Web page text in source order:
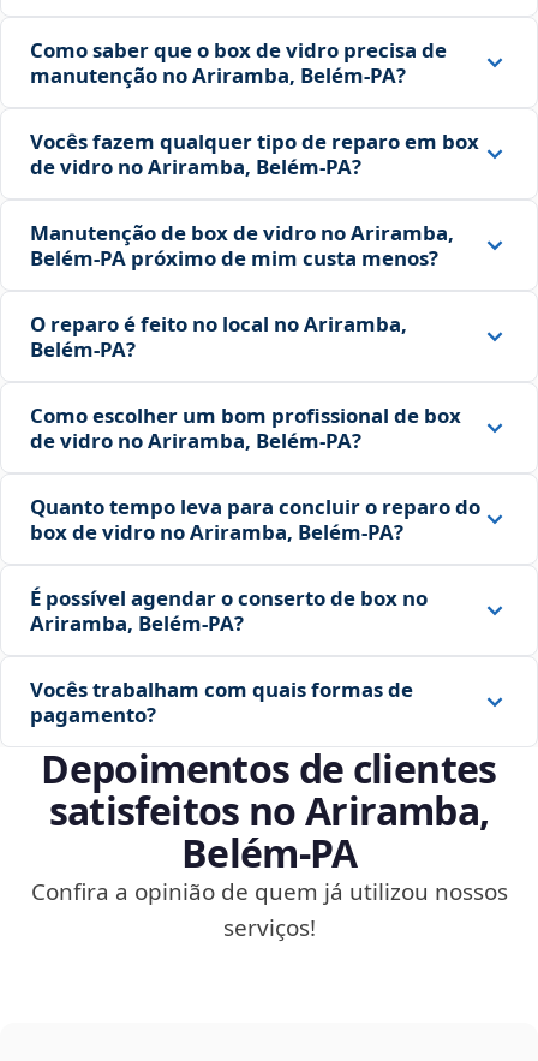
Como saber que o box de vidro precisa de
manutenção no Ariramba, Belém‑PA?
Vocês fazem qualquer tipo de reparo em box
de vidro no Ariramba, Belém‑PA?
Manutenção de box de vidro no Ariramba,
Belém‑PA próximo de mim custa menos?
O reparo é feito no local no Ariramba,
Belém‑PA?
Como escolher um bom profissional de box
de vidro no Ariramba, Belém‑PA?
Quanto tempo leva para concluir o reparo do
box de vidro no Ariramba, Belém‑PA?
É possível agendar o conserto de box no
Ariramba, Belém‑PA?
Vocês trabalham com quais formas de
pagamento?
Depoimentos de clientes
satisfeitos no Ariramba,
Belém‑PA
Confira a opinião de quem já utilizou nossos
serviços!